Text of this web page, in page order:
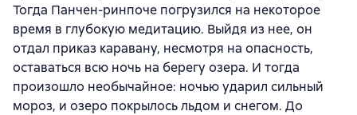
Тогда Панчен-ринпоче погрузился на некоторое
время в глубокую медитацию. Выйдя из нее, он
отдал приказ каравану, несмотря на опасность,
оставаться всю ночь на берегу озера. И тогда
произошло необычайное: ночью ударил сильный
мороз, и озеро покрылось льдом и снегом. До